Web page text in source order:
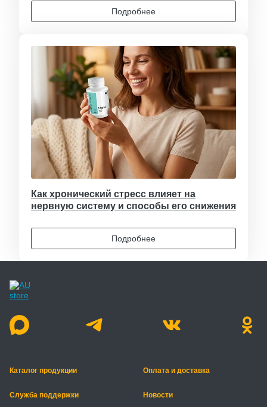
Подробнее
Как хронический стресс влияет на
нервную систему и способы его снижения
Подробнее
Каталог продукции Оплата и доставка
Служба поддержки
Новости